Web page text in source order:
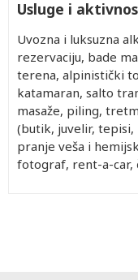
Usluge i
Uvozna i luksuzna
rezervaciju, bade
terena, alpinistički
katamaran, salto
masaže, piling,
(butik, juvelir,
pranje veša i
fotograf, rent-a-car,